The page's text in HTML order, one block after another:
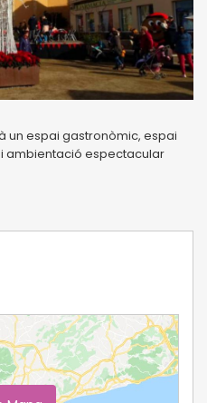
un espai gastronòmic, espai
ambientació espectacular